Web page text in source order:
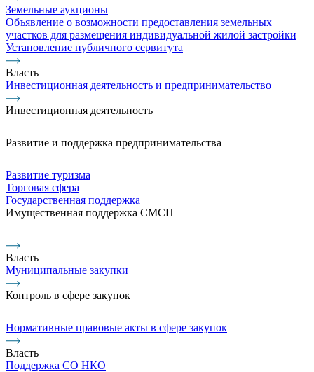
Земельные аукционы
Объявление о возможности предоставления земельных
участков для размещения индивидуальной жилой застройки
Установление публичного сервитута
Власть
Инвестиционная деятельность и предпринимательство
Инвестиционная деятельность
Развитие и поддержка предпринимательства
Развитие туризма
Торговая сфера
Государственная поддержка
Имущественная поддержка СМСП
Власть
Муниципальные закупки
Контроль в сфере закупок
Нормативные правовые акты в сфере закупок
Власть
Поддержка СО НКО